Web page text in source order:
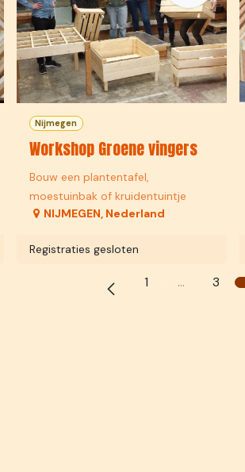
Nijmegen
Workshop Groene vingers
Bouw een plantentafel,
moestuinbak of kruidentuintje
NIJMEGEN, Nederland
Registraties gesloten
1 … 3